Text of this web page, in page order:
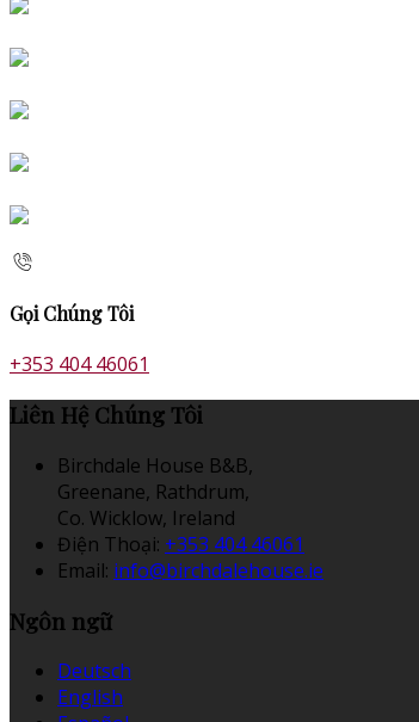
Gọi Chúng Tôi
+353 404 46061
Liên Hệ Chúng Tôi
Birchdale House B&B,
Greenane, Rathdrum,
Co. Wicklow, Ireland
Điện Thoại: +353 404 46061
Email: info@birchdalehouse.ie
Ngôn ngữ
Deutsch
English